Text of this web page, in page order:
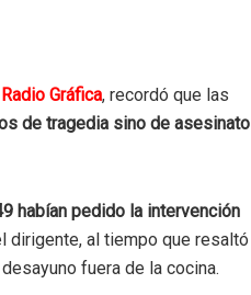
Radio Gráfica, recordó que las
de tragedia sino de asesinato
habían pedido la intervención
dirigente, al tiempo que resaltó
fuera de la cocina.